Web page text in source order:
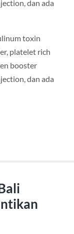
dan ada
toxin
platelet rich
booster
dan ada